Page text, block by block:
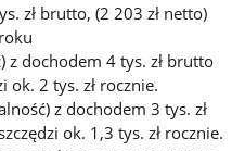
zł brutto, (2 203 zł netto)
z dochodem 4 tys. zł brutto
ok. 2 tys. zł rocznie.
z dochodem 3 tys. zł
ok. 1,3 tys. zł rocznie.